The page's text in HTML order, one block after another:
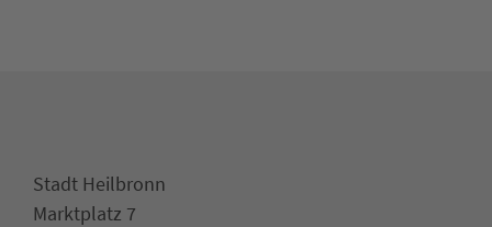
Stadt Heilbronn
Marktplatz 7